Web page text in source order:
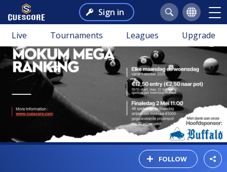
Sign in
Live Tournaments Leagues Upgrade
FOLLOW